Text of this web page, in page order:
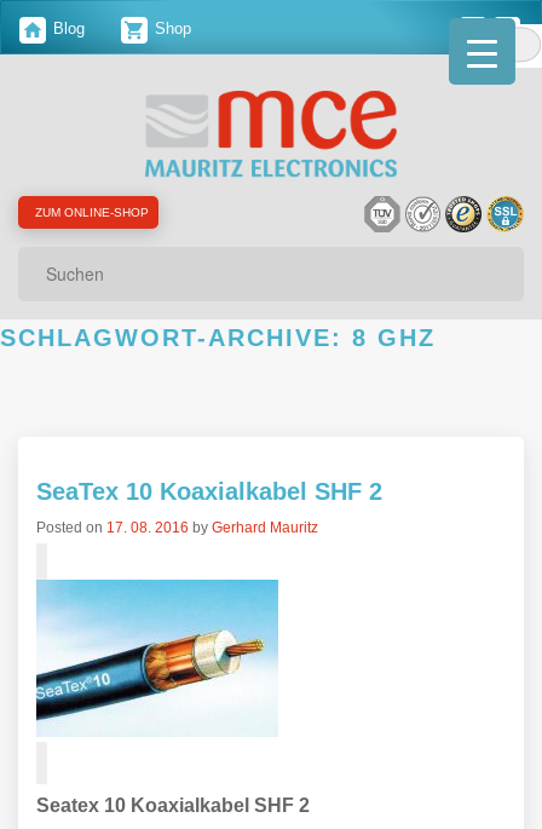
Blog Shop
ZUM ONLINE-SHOP
SCHLAGWORT-ARCHIVE: 8 GHZ
SeaTex 10 Koaxialkabel SHF 2
Posted on 17. 08. 2016 by Gerhard Mauritz
Seatex 10 Koaxialkabel SHF 2